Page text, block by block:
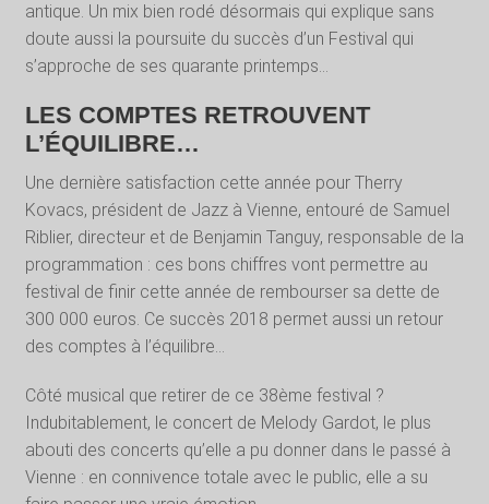
antique. Un mix bien rodé désormais qui explique sans
doute aussi la poursuite du succès d’un Festival qui
s’approche de ses quarante printemps…
LES COMPTES RETROUVENT
L’ÉQUILIBRE…
Une dernière satisfaction cette année pour Therry
Kovacs, président de Jazz à Vienne, entouré de Samuel
Riblier, directeur et de Benjamin Tanguy, responsable de la
programmation : ces bons chiffres vont permettre au
festival de finir cette année de rembourser sa dette de
300 000 euros. Ce succès 2018 permet aussi un retour
des comptes à l’équilibre…
Côté musical que retirer de ce 38ème festival ?
Indubitablement, le concert de Melody Gardot, le plus
abouti des concerts qu’elle a pu donner dans le passé à
Vienne : en connivence totale avec le public, elle a su